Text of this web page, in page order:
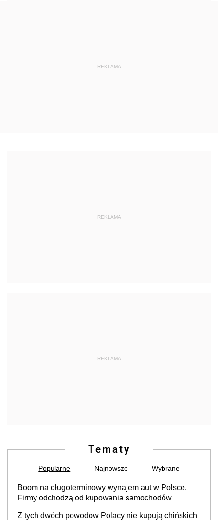
REKLAMA
REKLAMA
REKLAMA
Tematy
Popularne Najnowsze Wybrane
Boom na długoterminowy wynajem aut w Polsce.
Firmy odchodzą od kupowania samochodów
Z tych dwóch powodów Polacy nie kupują chińskich